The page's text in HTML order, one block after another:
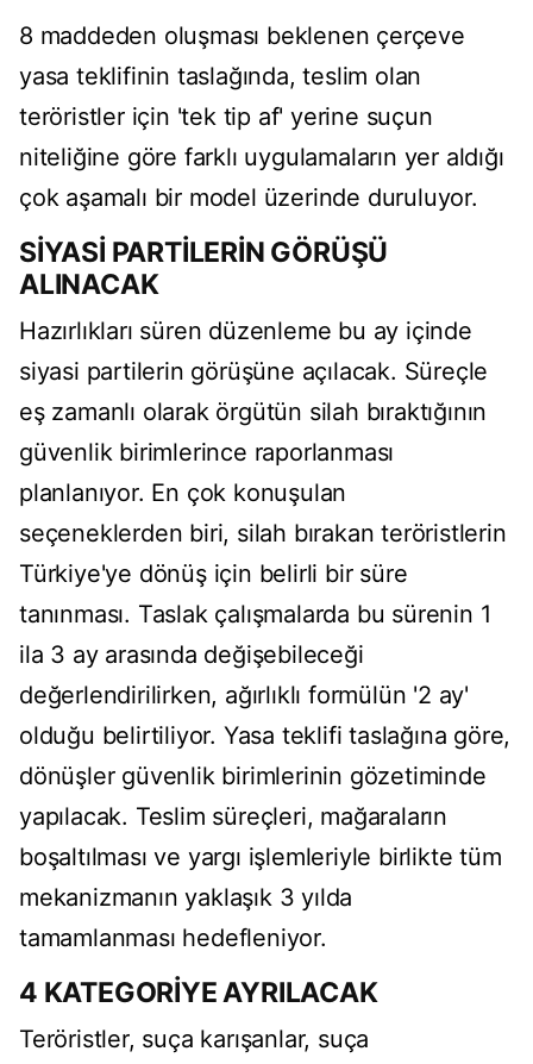
8 maddeden oluşması beklenen çerçeve
yasa teklifinin taslağında, teslim olan
teröristler için 'tek tip af' yerine suçun
niteliğine göre farklı uygulamaların yer aldığı
çok aşamalı bir model üzerinde duruluyor.
SİYASİ PARTİLERİN GÖRÜŞÜ
ALINACAK
Hazırlıkları süren düzenleme bu ay içinde
siyasi partilerin görüşüne açılacak. Süreçle
eş zamanlı olarak örgütün silah bıraktığının
güvenlik birimlerince raporlanması
planlanıyor. En çok konuşulan
seçeneklerden biri, silah bırakan teröristlerin
Türkiye'ye dönüş için belirli bir süre
tanınması. Taslak çalışmalarda bu sürenin 1
ila 3 ay arasında değişebileceği
değerlendirilirken, ağırlıklı formülün '2 ay'
olduğu belirtiliyor. Yasa teklifi taslağına göre,
dönüşler güvenlik birimlerinin gözetiminde
yapılacak. Teslim süreçleri, mağaraların
boşaltılması ve yargı işlemleriyle birlikte tüm
mekanizmanın yaklaşık 3 yılda
tamamlanması hedefleniyor.
4 KATEGORİYE AYRILACAK
Teröristler, suça karışanlar, suça